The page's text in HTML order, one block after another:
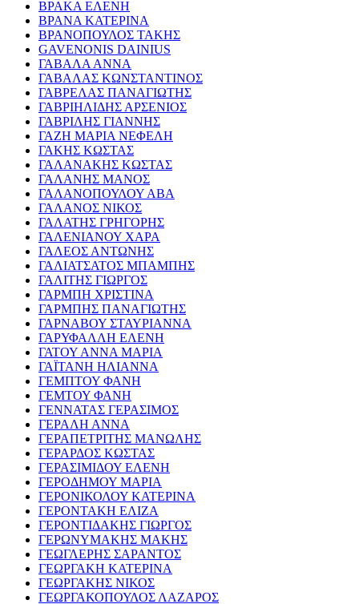
ΒΡΑΚΑ ΕΛΕΝΗ
ΒΡΑΝΑ ΚΑΤΕΡΙΝΑ
ΒΡΑΝΟΠΟΥΛΟΣ ΤΑΚΗΣ
GAVENONIS DAINIUS
ΓΑΒΑΛΑ ΑΝΝΑ
ΓΑΒΑΛΑΣ ΚΩΝΣΤΑΝΤΙΝΟΣ
ΓΑΒΡΕΛΑΣ ΠΑΝΑΓΙΩΤΗΣ
ΓΑΒΡΙΗΛΙΔΗΣ ΑΡΣΕΝΙΟΣ
ΓΑΒΡΙΛΗΣ ΓΙΑΝΝΗΣ
ΓΑΖΗ ΜΑΡΙΑ ΝΕΦΕΛΗ
ΓΑΚΗΣ ΚΩΣΤΑΣ
ΓΑΛΑΝΑΚΗΣ ΚΩΣΤΑΣ
ΓΑΛΑΝΗΣ ΜΑΝΟΣ
ΓΑΛΑΝΟΠΟΥΛΟΥ ΑΒΑ
ΓΑΛΑΝΟΣ ΝΙΚΟΣ
ΓΑΛΑΤΗΣ ΓΡΗΓΟΡΗΣ
ΓΑΛΕΝΙΑΝΟΥ ΧΑΡΑ
ΓΑΛΕΟΣ ΑΝΤΩΝΗΣ
ΓΑΛΙΑΤΣΑΤΟΣ ΜΠΑΜΠΗΣ
ΓΑΛΙΤΗΣ ΓΙΩΡΓΟΣ
ΓΑΡΜΠΗ ΧΡΙΣΤΙΝΑ
ΓΑΡΜΠΗΣ ΠΑΝΑΓΙΩΤΗΣ
ΓΑΡΝΑΒΟΥ ΣΤΑΥΡΙΑΝΝΑ
ΓΑΡΥΦΑΛΛΗ ΕΛΕΝΗ
ΓΑΤΟΥ ΑΝΝΑ ΜΑΡΙΑ
ΓΑΪΤΑΝΗ ΗΛΙΑΝΝΑ
ΓΕΜΠΤΟΥ ΦΑΝΗ
ΓΕΜΤΟΥ ΦΑΝΗ
ΓΕΝΝΑΤΑΣ ΓΕΡΑΣΙΜΟΣ
ΓΕΡΑΛΗ ΑΝΝΑ
ΓΕΡΑΠΕΤΡΙΤΗΣ ΜΑΝΩΛΗΣ
ΓΕΡΑΡΔΟΣ ΚΩΣΤΑΣ
ΓΕΡΑΣΙΜΙΔΟΥ ΕΛΕΝΗ
ΓΕΡΟΔΗΜΟΥ ΜΑΡΙΑ
ΓΕΡΟΝΙΚΟΛΟΥ ΚΑΤΕΡΙΝΑ
ΓΕΡΟΝΤΑΚΗ ΕΛΙΖΑ
ΓΕΡΟΝΤΙΔΑΚΗΣ ΓΙΩΡΓΟΣ
ΓΕΡΩΝΥΜΑΚΗΣ ΜΑΚΗΣ
ΓΕΩΓΛΕΡΗΣ ΣΑΡΑΝΤΟΣ
ΓΕΩΡΓΑΚΗ ΚΑΤΕΡΙΝΑ
ΓΕΩΡΓΑΚΗΣ ΝΙΚΟΣ
ΓΕΩΡΓΑΚΟΠΟΥΛΟΣ ΛΑΖΑΡΟΣ